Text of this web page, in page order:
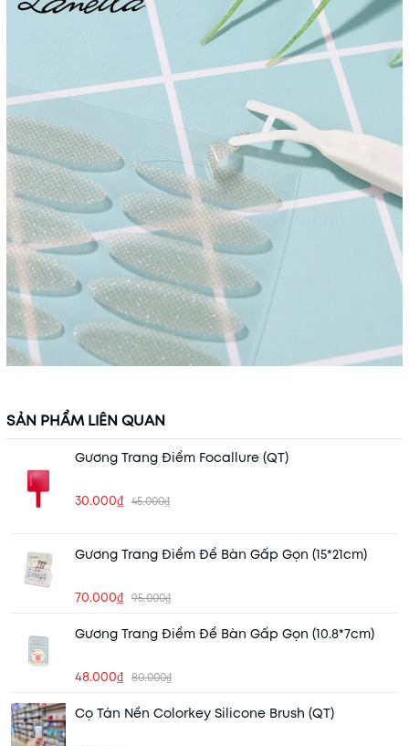
SẢN PHẨM LIÊN QUAN
Gương Trang Điểm Focallure (QT)
30.000₫ 45.000₫
Gương Trang Điểm Để Bàn Gấp Gọn (15*21cm)
70.000₫ 95.000₫
Gương Trang Điểm Để Bàn Gấp Gọn (10.8*7cm)
48.000₫ 80.000₫
Cọ Tán Nền Colorkey Silicone Brush (QT)